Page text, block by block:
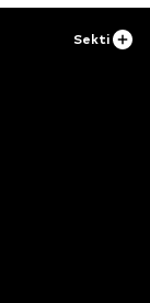
Sekti